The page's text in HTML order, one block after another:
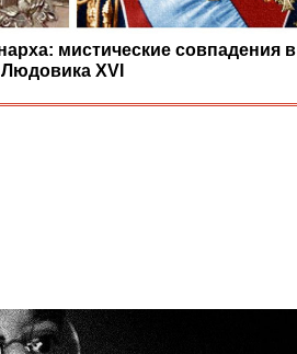
мистические совпадения в
XVI